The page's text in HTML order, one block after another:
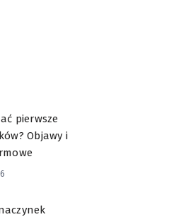
pierwsze
Objawy i